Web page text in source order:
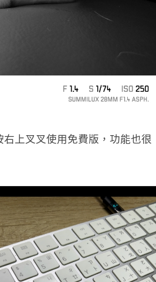
上叉叉使用免費版，功能也很